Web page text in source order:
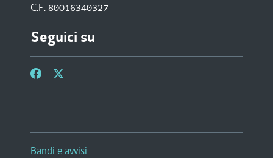
C.F. 80016340327
Seguici su
Bandi e avvisi